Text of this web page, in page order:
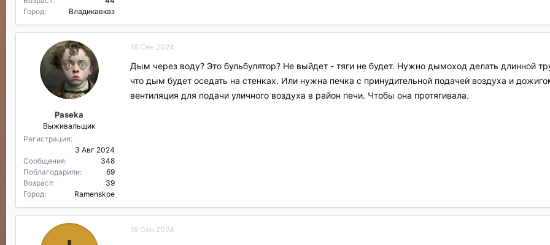
Город
Владикавказ
Paseka
Выживальщик
Регистрация
3 Авг 2024
Сообщения
348
Поблагодарили
69
Возраст
39
Город
Ramenskoe
18 Сен 2024
Дым через воду? Это бульбулятор? Не выйдет - тяги не будет. Нужно дымоход делать длинной
что дым будет оседать на стенках. Или нужна печка с принудительной подачей воздуха и
вентиляция для подачи уличного воздуха в район печи. Чтобы она протягивала.
18 Сен 2024